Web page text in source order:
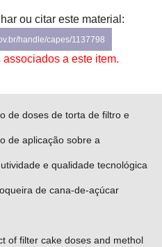
ou citar este material:
handle/capes/1137798
a este item.
de doses de torta de filtro e
de aplicação sobre a
e qualidade tecnológica
de cana-de-açúcar
of filter cake doses and methol